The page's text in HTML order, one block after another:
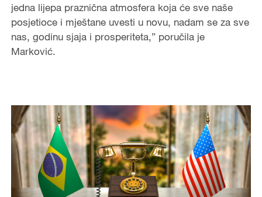
jedna lijepa praznična atmosfera koja će sve naše
posjetioce i mještane uvesti u novu, nadam se za sve
nas, godinu sjaja i prosperiteta,” poručila je
Marković.